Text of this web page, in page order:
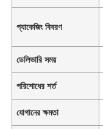
প্যাকেজিং বিবরণ
ডেলিভারি সময়
পরিশোধের শর্ত
যোগানের ক্ষমতা